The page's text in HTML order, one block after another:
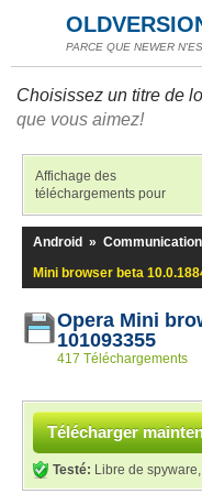
PARCE QUE NEWER
Choisissez un titre de
que vous aimez!
Affichage des
téléchargements pour
Android » Communication
Mini browser beta
Opera Mini
101093355
417 Téléchargements
Télécharger
Testé: Libre de